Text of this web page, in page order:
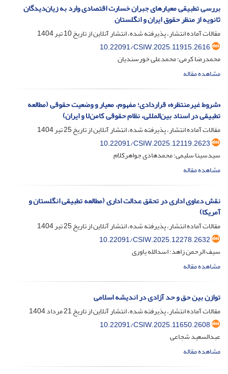
بررسی تطبیقی معیارهای جبران خسارت اقتصادی وارد به زیان‌دیدگان
ثانویه از منظر حقوق ایران و انگلستان
مقالات آماده انتشار، پذیرفته شده، انتشار آنلاین از تاریخ10 تیر 1404
10.22091/CSIW.2025.11915.2616
محمدرضا کرمی؛ محمدعلی خورسندیان
مشاهده مقاله
«شروط غیرمنتظره» قراردادی؛ مفهوم، معیار و وضعیت حقوقی (مطالعه
تطبیقی در اسناد بین‌المللی، نظام حقوقی کامن‌لا و ایران)
مقالات آماده انتشار، پذیرفته شده، انتشار آنلاین از تاریخ25 تیر 1404
10.22091/CSIW.2025.12119.2623
سیدسینا سلیمی؛ محمدهادی جواهرکلام
مشاهده مقاله
نقش دعاوی اداری در تحقق عدالت اداری (مطالعه تطبیقی انگلستان و
آمریکا)
مقالات آماده انتشار، پذیرفته شده، انتشار آنلاین از تاریخ25 تیر 1404
10.22091/CSIW.2025.12278.2632
سیف الرحمن زاهد؛ اسدالله یاوری
مشاهده مقاله
توازن بین حق و حد آزادی در اندیشه اسلامی
مقالات آماده انتشار، پذیرفته شده، انتشار آنلاین از تاریخ21 مرداد 1404
10.22091/CSIW.2025.11650.2608
عبدالسعید شجاعی
مشاهده مقاله